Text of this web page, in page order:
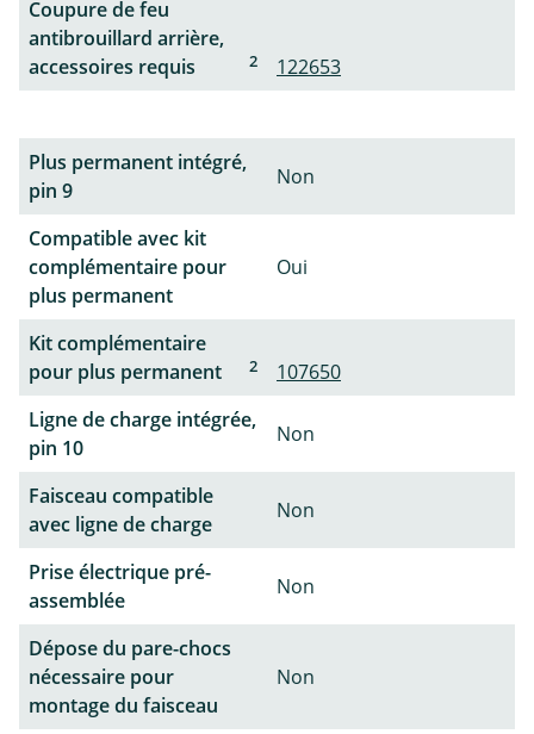
Coupure de feu
antibrouillard arrière,
accessoires requis
2 122653
Plus permanent intégré,
pin 9
Non
Compatible avec kit
complémentaire pour
plus permanent
Oui
Kit complémentaire
pour plus permanent
2
107650
Ligne de charge intégrée,
pin 10
Non
Faisceau compatible
avec ligne de charge
Non
Prise électrique pré-
assemblée
Non
Dépose du pare-chocs
nécessaire pour
montage du faisceau
Non